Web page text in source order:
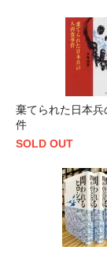
棄てられた日本兵
件
SOLD OUT